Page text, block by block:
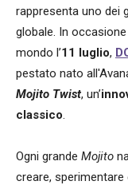
rappresenta uno dei
globale. In occasione
mondo l’11 luglio,
pestato nato
Mojito Twist, un’
classico.
Ogni grande Mojito
creare, sperimentare